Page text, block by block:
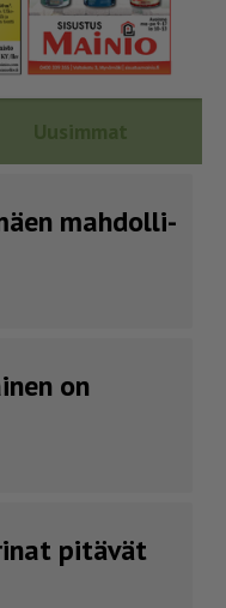
Uusimmat
mahdol­li­
on
pitävät